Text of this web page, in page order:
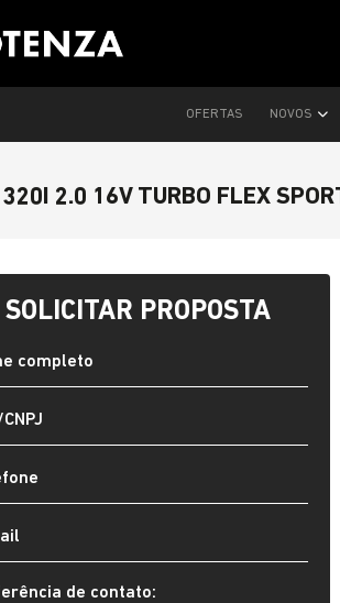
OFERTAS NOVOS
2.0 16V TURBO FLEX
SOLICITAR PROPOSTA
de contato: